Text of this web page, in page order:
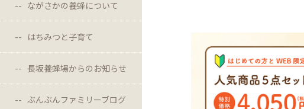
ながさかの養蜂について
はちみつと子育て
長坂養蜂場からのお知らせ
ぶんぶんファミリーブログ